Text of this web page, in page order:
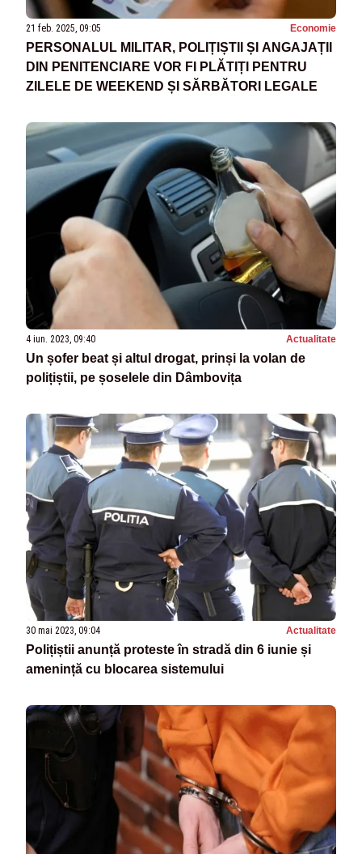
21 feb. 2025, 09:05 Economie
PERSONALUL MILITAR, POLIȚIȘTII ȘI ANGAJAȚII
DIN PENITENCIARE VOR FI PLĂTIȚI PENTRU
ZILELE DE WEEKEND ȘI SĂRBĂTORI LEGALE
4 iun. 2023, 09:40 Actualitate
Un șofer beat și altul drogat, prinși la volan de
polițiștii, pe șoselele din Dâmbovița
30 mai 2023, 09:04 Actualitate
Polițiștii anunță proteste în stradă din 6 iunie și
amenință cu blocarea sistemului